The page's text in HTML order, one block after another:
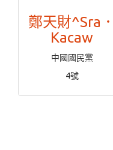
鄭天財^Sra．
Kacaw
中國國民黨
4號